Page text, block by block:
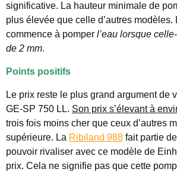
significative. La hauteur minimale de
plus élevée que celle d’autres modèles.
commence à pomper l’eau lorsque
de 2 mm.
Points positifs
Le prix reste le plus grand argument de
GE-SP 750 LL. Son prix s’élevant à
trois fois moins cher que ceux d’autres
supérieure. La Ribiland 988 fait partie
pouvoir rivaliser avec ce modèle de
prix. Cela ne signifie pas que cette